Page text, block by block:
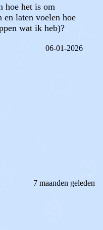
hoe het is om
en laten voelen hoe
wat ik heb)?
06-01-2026
7 maanden geleden